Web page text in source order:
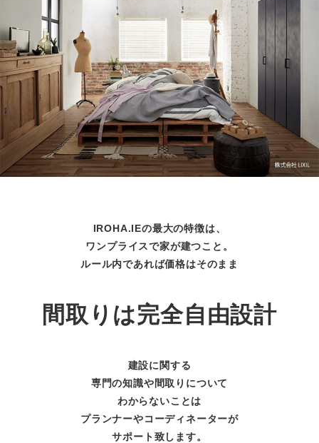
IROHA.IEの最大の特徴は、
ワンプライスで家が建つこと。
ルール内であれば価格はそのまま
間取りは完全自由設計
建設に関する
専門の知識や間取りについて
わからないことは
プランナーやコーディネーターが
サポート致します。